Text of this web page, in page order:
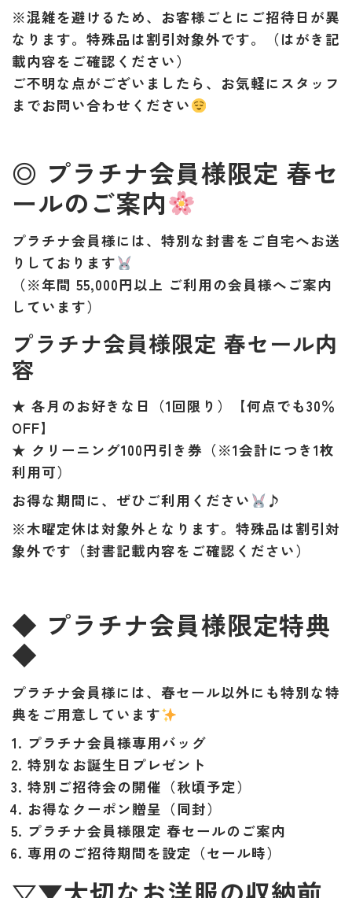
※混雑を避けるため、 お客様ごとにご招待日が異
なります。 特殊品は割引対象外です。（はがき記
載内容をご確認ください）
ご不明な点がございましたら、お気軽にスタッフ
までお問い合わせください
◎ プラチナ会員様限定 春セ
ールのご案内
プラチナ会員様には、 特別な封書をご自宅へお送
りしております
（※年間 55,000円以上 ご利用の会員様へご案内
しています）
プラチナ会員様限定 春セール内
容
★ 各月のお好きな日（1回限り ）【何点でも30％
OFF】
★ クリーニング100円引き券 （※1会計につき1枚
利用可）
お得な期間に、ぜひご利用ください
♪
※木曜定休は対象外 となります。 特殊品は割引対
象外です（封書記載内容をご確認ください）
◆ プラチナ会員様限定特典
◆
プラチナ会員様には、春セール以外にも特別な特
典をご用意しています
プラチナ会員様専用バッグ
特別なお誕生日プレゼント
特別ご招待会の開催 （秋頃予定）
お得なクーポン贈呈 （同封）
プラチナ会員様限定 春セールのご案内
専用のご招待期間を設定 （セール時）